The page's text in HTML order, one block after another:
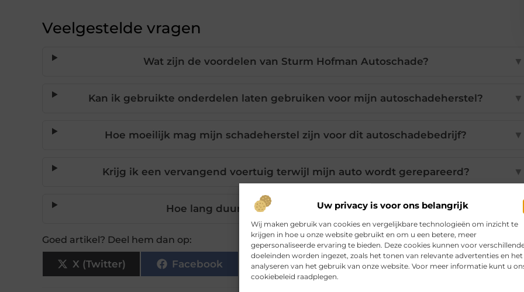
Uw privacy is voor ons belangrijk
Wij maken gebruik van cookies en vergelijkbare technologieën om inzicht te
krijgen in hoe u onze website gebruikt en om u een betere, meer
gepersonaliseerde ervaring te bieden. Deze cookies kunnen voor
doeleinden worden ingezet, zoals het tonen van relevante advertenties en het
analyseren van het gebruik van onze website. Voor meer informatie kunt u
cookiebeleid raadplegen.
Veelgestelde vragen
Wat zijn de voordelen van Sturm Hofman Autoschade? ▼
Kan ik gebruikte onderdelen laten gebruiken voor mijn autoschadeherstel? ▼
Hoe moeilijk mag mijn schadeherstel zijn voor dit autoschadebedrijf? ▼
Krijg ik een vervangend voertuig terwijl mijn auto wordt gerepareerd? ▼
Hoe lang duurt het voordat mijn auto klaar is?
Goed artikel? Deel hem dan op:
X (Twitter) Facebook Pinterest LinkedIn Email